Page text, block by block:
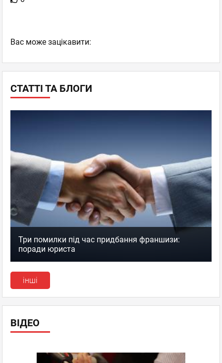
СТАТТІ ТА БЛОГИ
Три помилки під час придбання франшизи:
поради юриста
інші
ВІДЕО
Вас може зацікавити: